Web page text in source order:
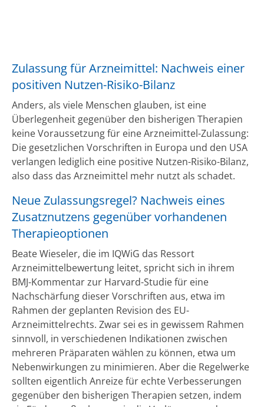
Zulassung für Arzneimittel: Nachweis einer
positiven Nutzen-Risiko-Bilanz
Anders, als viele Menschen glauben, ist eine
Überlegenheit gegenüber den bisherigen Therapien
keine Voraussetzung für eine Arzneimittel-Zulassung:
Die gesetzlichen Vorschriften in Europa und den USA
verlangen lediglich eine positive Nutzen-Risiko-Bilanz,
also dass das Arzneimittel mehr nutzt als schadet.
Neue Zulassungsregel? Nachweis eines
Zusatznutzens gegenüber vorhandenen
Therapieoptionen
Beate Wieseler, die im IQWiG das Ressort
Arzneimittelbewertung leitet, spricht sich in ihrem
BMJ-Kommentar zur Harvard-Studie für eine
Nachschärfung dieser Vorschriften aus, etwa im
Rahmen der geplanten Revision des EU-
Arzneimittelrechts. Zwar sei es in gewissem Rahmen
sinnvoll, in verschiedenen Indikationen zwischen
mehreren Präparaten wählen zu können, etwa um
Nebenwirkungen zu minimieren. Aber die Regelwerke
sollten eigentlich Anreize für echte Verbesserungen
gegenüber den bisherigen Therapien setzen, indem